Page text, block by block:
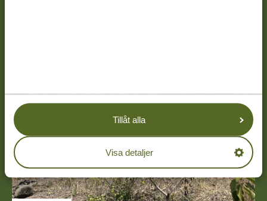
Tillåt alla
Visa detaljer